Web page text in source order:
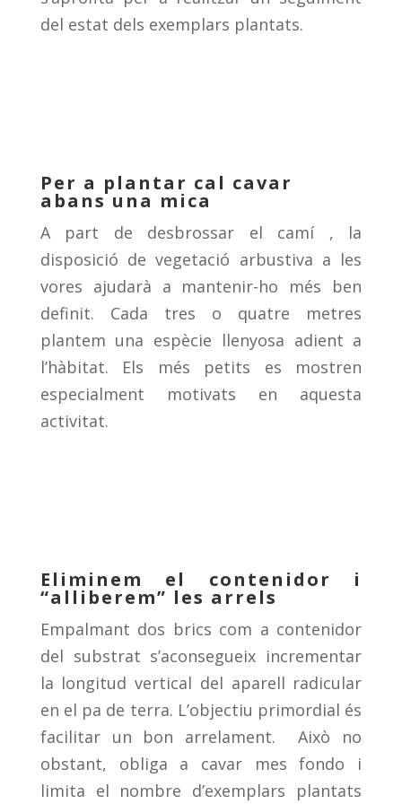
del estat dels exemplars plantats.
Per a plantar cal cavar
abans una mica
A part de desbrossar el camí , la
disposició de vegetació arbustiva a les
vores ajudarà a mantenir-ho més ben
definit. Cada tres o quatre metres
plantem una espècie llenyosa adient a
l’hàbitat. Els més petits es mostren
especialment motivats en aquesta
activitat.
Eliminem el contenidor i
“alliberem” les arrels
Empalmant dos brics com a contenidor
del substrat s’aconsegueix incrementar
la longitud vertical del aparell radicular
en el pa de terra. L’objectiu primordial és
facilitar un bon arrelament. Això no
obstant, obliga a cavar mes fondo i
limita el nombre d’exemplars plantats